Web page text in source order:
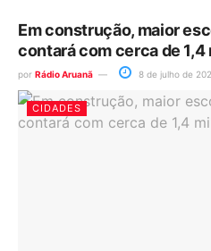
Em construção, maior
contará com cerca de 1,4
por Rádio Aruanã 8 de julho de
CIDADES